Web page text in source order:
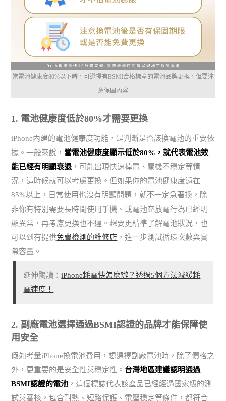
當電池健康度80%以下時，可選擇有BSMI合格標章的電池品牌更換，但要注
意保固內容
1. 電池健康度低於80%才需要更換
iPhone內建的電池健康度功能，是判斷是否該換電池的重要依
據。一般來說， 當電池健康度顯示低於80%，就代表電池效
能已經有明顯衰退 ，可能出現快速掉電、關機不穩定等情
況，這時候就可以考慮更換。但如果你的電池健康度還在
85%以上，日常使用也沒有明顯問題，就不一定急著換，除
非你有特別需要長時間使用手機、或電池充放電行為已經明
顯異常，再考慮更換也不遲。想要更精準了解電池狀況，也
可以到有提供免費檢測的維修店 ，進一步測試循環次數與實
際容量。
延伸閱讀：iPhone耗電快怎麼辦？透過5個方法減緩耗
電速度！
2. 副廠電池選擇通過BSMI認證的品牌才能保障使
用安全
假如考量iPhone換電池費用，想選擇副廠電池時，除了價格之
外，更重要的是安全性與穩定性。 台灣地區建議認明通過
BSMI認證的電池 ，這個標誌代表該產品已經經過國家級的測
試與審核，包含耐熱、短路保護、電壓穩定等條件，都符合